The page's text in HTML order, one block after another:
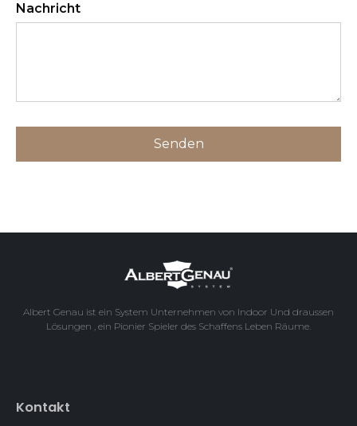
Nachricht
Albert Genau ist ein System Unternehmen von Indoor Und draussen
Lösungen , ein Pionier Spieler des Schaffens Leben Räume.
Kontakt